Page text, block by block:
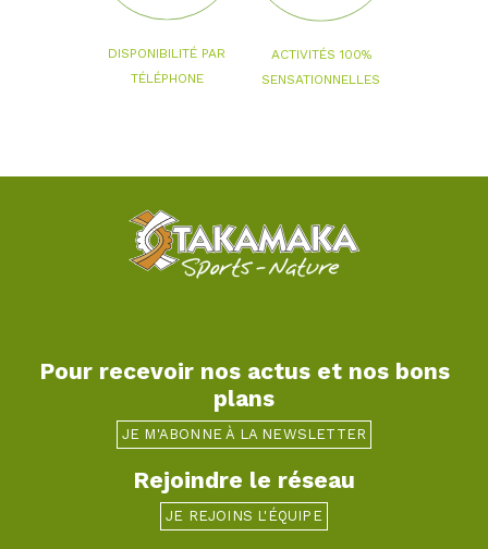
DISPONIBILITÉ PAR
TÉLÉPHONE
ACTIVITÉS 100%
SENSATIONNELLES
Pour recevoir nos actus et nos bons
plans
JE M'ABONNE À LA NEWSLETTER
Rejoindre le réseau
JE REJOINS L'ÉQUIPE